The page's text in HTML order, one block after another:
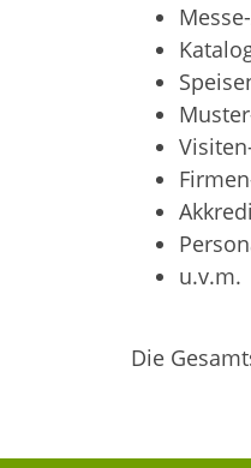
u.v.m.
Die